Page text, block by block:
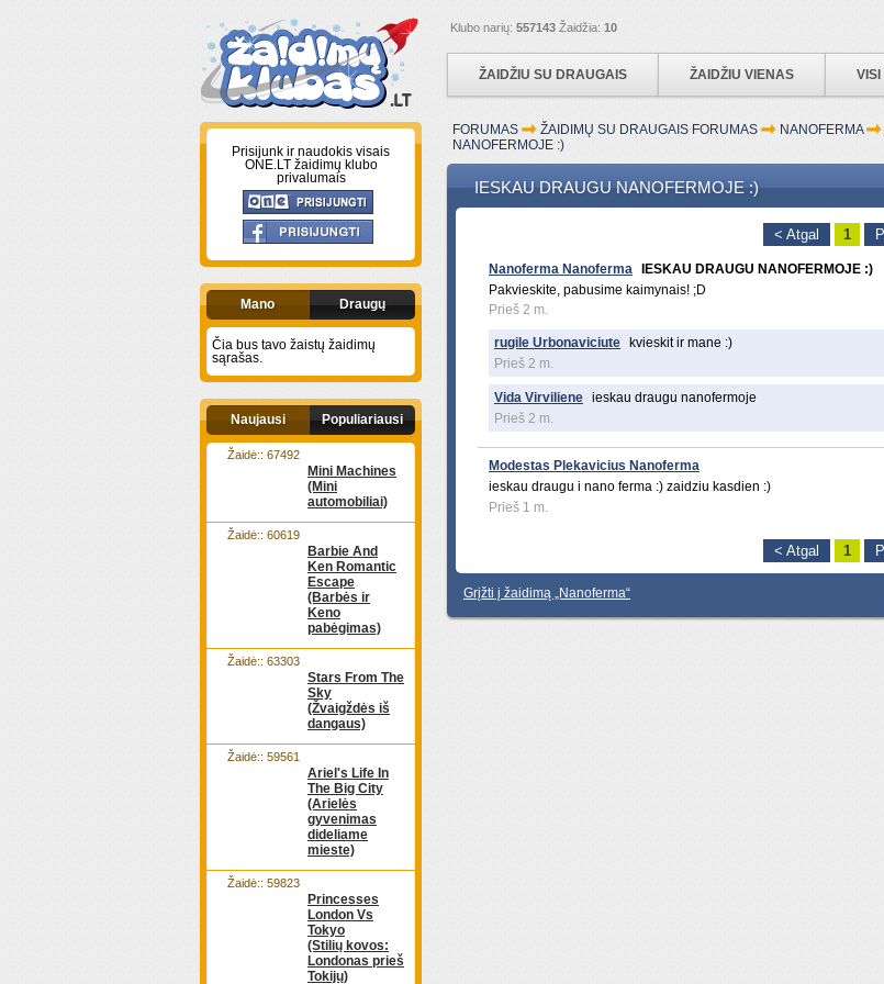
Klubo narių: 557143 Žaidžia: 10
ŽAIDŽIU SU DRAUGAIS ŽAIDŽIU VIENAS VISI
Prisijunk ir naudokis visais
ONE.LT žaidimų klubo
privalumais
Mano Draugų
Čia bus tavo žaistų žaidimų
sąrašas.
Naujausi Populiariausi
Mini Machines
(Mini
automobiliai)
Žaidė:: 67492
Barbie And
Ken Romantic
Escape
(Barbės ir
Keno
pabėgimas)
Žaidė:: 60619
Stars From The
Sky
(Žvaigždės iš
dangaus)
Žaidė:: 63303
Ariel's Life In
The Big City
(Arielės
gyvenimas
dideliame
mieste)
Žaidė:: 59561
Princesses
London Vs
Tokyo
(Stilių kovos:
Londonas prieš
Tokijų)
Žaidė:: 59823
FORUMAS ŽAIDIMŲ SU DRAUGAIS FORUMAS NANOFERMA
NANOFERMOJE :)
IESKAU DRAUGU NANOFERMOJE :)
< Atgal 1
Nanoferma Nanoferma
IESKAU DRAUGU NANOFERMOJE :)
Pakvieskite, pabusime kaimynais! ;D
Prieš 2 m.
rugile Urbonaviciute
kvieskit ir mane :)
Prieš 2 m.
Vida Virviliene ieskau draugu nanofermoje
Prieš 2 m.
Modestas Plekavicius Nanoferma
ieskau draugu i nano ferma :) zaidziu kasdien :)
Prieš 1 m.
< Atgal 1
Grįžti į žaidimą „Nanoferma“